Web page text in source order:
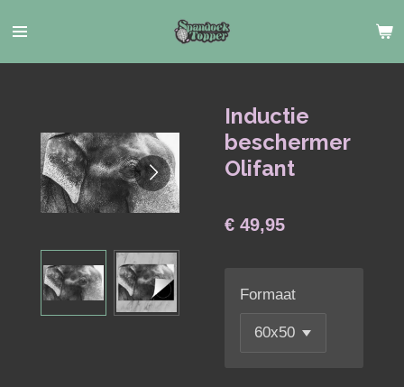
direct
naar
Inductie
beschermer
Olifant
€ 49,95
Formaat